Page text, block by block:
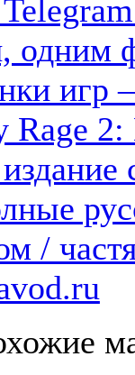
одним
игр
Rage
/